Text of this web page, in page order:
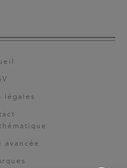
légales
avancée